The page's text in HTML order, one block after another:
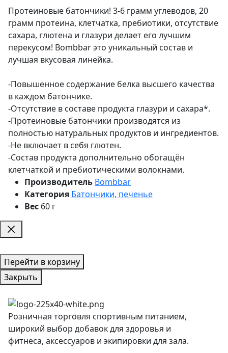
Протеиновые батончики! 3-6 грамм углеводов, 20
грамм протеина, клетчатка, пребиотики, отсутствие
сахара, глютена и глазури делает его лучшим
перекусом! Bombbar это уникальный состав и
лучшая вкусовая линейка.
-Повышенное содержание белка высшего качества
в каждом батончике.
-Отсутствие в составе продукта глазури и сахара*.
-Протеиновые батончики производятся из
полностью натуральных продуктов и ингредиентов.
-Не включает в себя глютен.
-Состав продукта дополнительно обогащён
клетчаткой и пребиотическими волокнами.
Производитель Bombbar
Категория Батончики, печенье
Вес 60 г
Перейти в корзину
Закрыть
Розничная торговля спортивным питанием,
широкий выбор добавок для здоровья и
фитнеса, аксессуаров и экипировки для зала.